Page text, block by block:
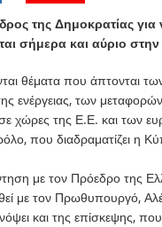
της Δημοκρατίας για
σήμερα και αύριο
θέματα που άπτονται
ενέργειας, των
της Ε.Ε. και των
που διαδραματίζει η
με τον Πρόεδρο της
με τον Πρωθυπουργό,
και της επίσκεψης,